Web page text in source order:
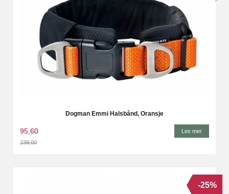
Dogman Emmi Halsbånd, Oransje
95,60
239,00
Les mer
-25%